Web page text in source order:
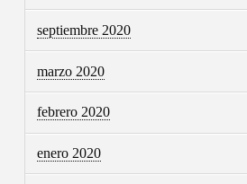
septiembre 2020
marzo 2020
febrero 2020
enero 2020